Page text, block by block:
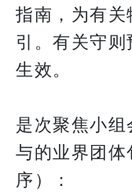
指南，为有
引。有关守
生效。
是次聚焦小
与的业界团
序）：